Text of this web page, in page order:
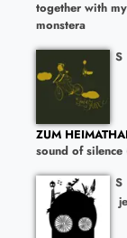
together with
monstera
S
ZUM
sound of
S